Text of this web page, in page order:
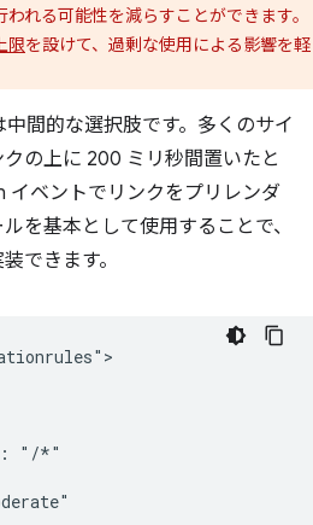
れる可能性を減らすことができます。
限を設けて、過剰な使用による影響を軽
中間的な選択肢です。多くのサイ
の上に 200 ミリ秒間置いたと
ベントでリンクをプリレンダ
を基本として使用することで、
できます。
"/*"